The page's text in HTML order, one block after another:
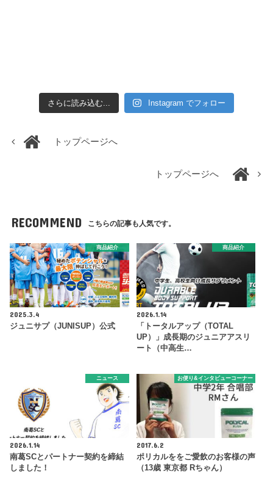
さらに読み込む... Instagram でフォロー
トップページへ
トップページへ
RECOMMEND こちらの記事も人気です。
商品紹介
2025.3.4
ジュニサプ（JUNISUP）公式
商品紹介
2026.1.14
「トータルアップ（TOTAL
UP）」成長期のジュニアアスリ
ート（中高生…
ニュース
2026.1.14
南葛SCとパートナー契約を締結
しました！
お便り&インタビューコーナー
2017.6.2
ポリカルををご愛飲のお客様の声
（13歳 東京都 Rちゃん）